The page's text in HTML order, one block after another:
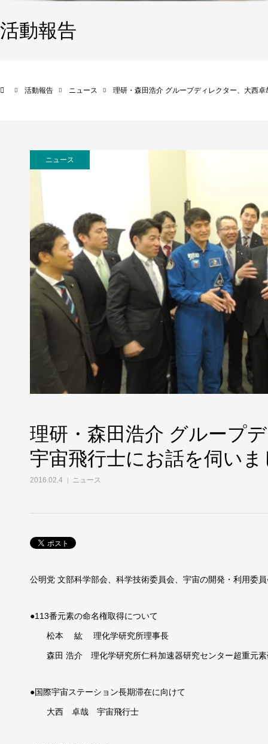
活動報告
活動報告 ニュース 理研・森田浩介 グループディレクター、大西
ニュース
理研・森田浩介 グループ
宇宙飛行士にお話を伺い
2016.02.4 ニュース
公明党 文部科学部会、科学技術委員会、宇宙の開発・利用委
●113番元素の命名権取得について
松本 紘 理化学研究所理事長
森田 浩介 理化学研究所仁科加速器研究センター超重元素
●国際宇宙ステーション長期滞在に向けて
大西 卓哉 宇宙飛行士